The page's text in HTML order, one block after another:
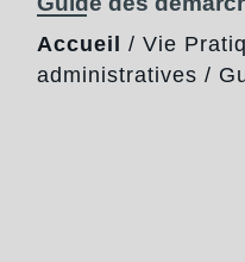
Accueil / Vie
administratives /